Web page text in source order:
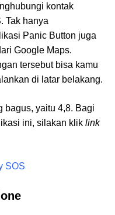
kontak
Tak hanya
Panic Button juga
Google Maps.
tersebut bisa kamu
di latar belakang.
bagus, yaitu 4,8. Bagi
ini, silakan klik link
SOS